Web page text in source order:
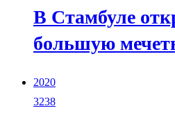
В Стамбуле
большую
2020
3238